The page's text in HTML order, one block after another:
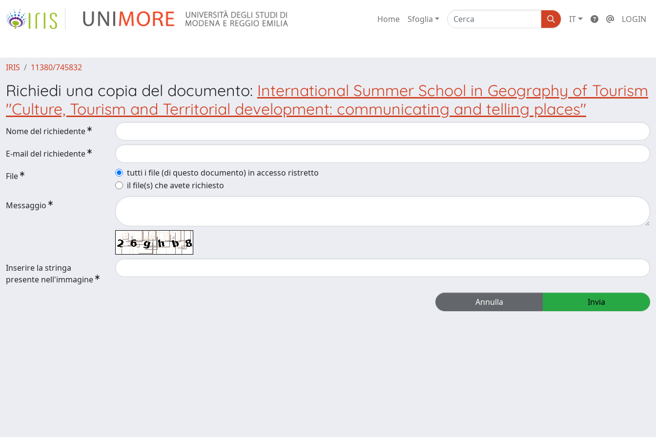
Home Sfoglia IT LOGIN
IRIS 11380/745832
Richiedi una copia del documento: International Summer School in Geography of Tourism
"Culture, Tourism and Territorial development: communicating and telling places"
Nome del richiedente
E-mail del richiedente
File
tutti i file (di questo documento) in accesso ristretto
il file(s) che avete richiesto
Messaggio
Inserire la stringa
presente nell'immagine
Annulla Invia